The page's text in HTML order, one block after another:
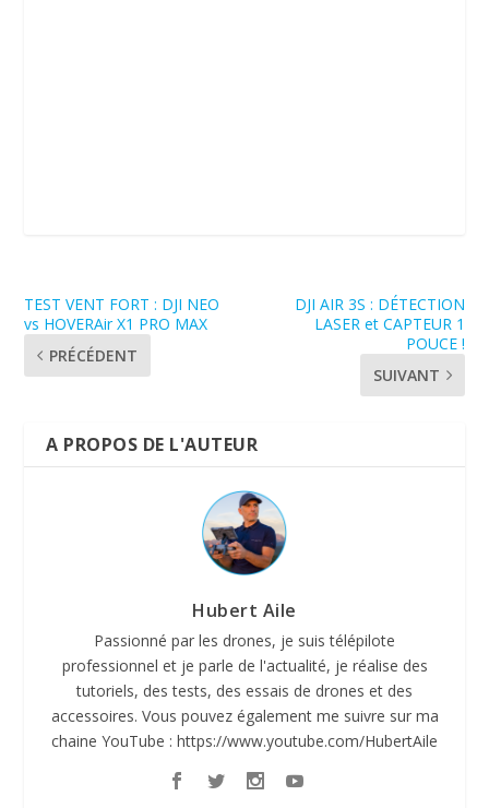
TEST VENT FORT : DJI NEO
vs HOVERAir X1 PRO MAX
PRÉCÉDENT
DJI AIR 3S : DÉTECTION
LASER et CAPTEUR 1
POUCE !
SUIVANT
A PROPOS DE L'AUTEUR
Hubert Aile
Passionné par les drones, je suis télépilote
professionnel et je parle de l'actualité, je réalise des
tutoriels, des tests, des essais de drones et des
accessoires. Vous pouvez également me suivre sur ma
chaine YouTube : https://www.youtube.com/HubertAile